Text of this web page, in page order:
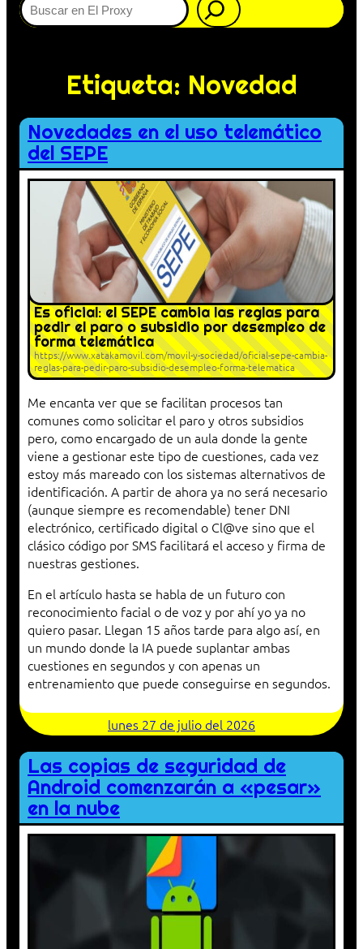
Etiqueta: Novedad
Novedades en el uso telemático
del SEPE
Es oficial: el SEPE cambia las reglas para
pedir el paro o subsidio por desempleo de
forma telemática
https://www.xatakamovil.com/movil-y-sociedad/oficial-sepe-cambia-
reglas-para-pedir-paro-subsidio-desempleo-forma-telematica
Me encanta ver que se facilitan procesos tan
comunes como solicitar el paro y otros subsidios
pero, como encargado de un aula donde la gente
viene a gestionar este tipo de cuestiones, cada vez
estoy más mareado con los sistemas alternativos de
identificación. A partir de ahora ya no será necesario
(aunque siempre es recomendable) tener DNI
electrónico, certificado digital o Cl@ve sino que el
clásico código por SMS facilitará el acceso y firma de
nuestras gestiones.
En el artículo hasta se habla de un futuro con
reconocimiento facial o de voz y por ahí yo ya no
quiero pasar. Llegan 15 años tarde para algo así, en
un mundo donde la IA puede suplantar ambas
cuestiones en segundos y con apenas un
entrenamiento que puede conseguirse en segundos.
lunes 27 de julio del 2026
Las copias de seguridad de
Android comenzarán a «pesar»
en la nube